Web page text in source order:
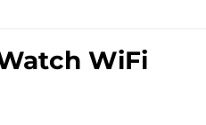
WiFi